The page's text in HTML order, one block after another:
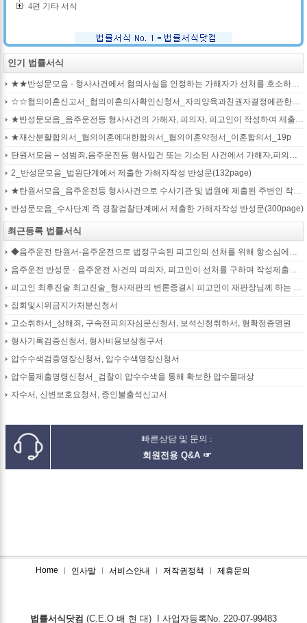
4편 기타 서식
인기 법률서식
★★반성문모음 - 형사사건에서 혐의사실을 인정하는 가해자가 선처를 호소하며 제출작성하는 반성문2
☆☆협의이혼신고서_협의이혼의사확인신청서_자의양육과친권자결정에관한협의서_22p
★반성문모음_음주운전등 형사사건의 가해자, 피의자, 피고인이 작성하여 제출하는 반성문모음(380page)
★재산분할합의서_협의이혼에대한합의서_협의이혼약정서_이혼합의서_19p
탄원서모음 – 성범죄,음주운전등 형사입건 또는 기소된 사건에서 가해자,피의자,피고인을 위하여 선처를 호소하는 내용(지인분들 작성)
2_반성문모음_법원단계에서 제출한 가해자작성 반성문(132page)
★탄원서모음_음주운전등 형사사건으로 수사기관 및 법원에 제출된 주변인 작성 선처호소 탄원서(208page)
반성문모음_수사단계 즉 경찰검찰단계에서 제출한 가해자작성 반성문(300page)
최근등록 법률서식
◆음주운전 탄원서-음주운전으로 법정구속된 피고인의 선처를 위해 항소심에서 제출하는 탄원서(45page)
음주운전 반성문 - 음주운전 사건의 피의자, 피고인이 선처를 구하며 작성제출하는 반성문
피고인 최후진술 최고진술_형사재판의 변론종결시 피고인이 재판장님께 하는 최종진술 의견내용(36페이지)
집회및시위금지가처분신청서
고소취하서_상해죄, 구속전피의자심문신청서, 보석신청취하서, 형확정증명원
형사기록검증신청서, 형사비용보상청구서
압수수색검증영장신청서, 압수수색영장신청서
압수물제출명령신청서_검찰이 압수수색을 통해 확보한 압수물대상
자수서, 신변보호요청서, 증인불출석신고서
빠른상담 및 문의 :
회원전용 Q&A ☞
Home 인사말 서비스안내 저작권정책 제휴문의
법률서식닷컴 (C.E.O 배 현 대) I 사업자등록No. 220-07-99483